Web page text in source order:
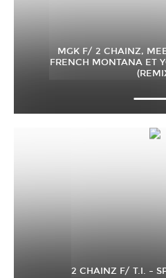
MGK F/ 2 CHAINZ,
FRENCH MONTANA ET
2 CHAINZ F/ T.I. –